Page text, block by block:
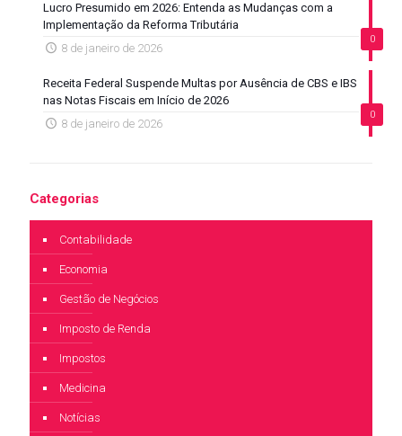
0
Lucro Presumido em 2026: Entenda as Mudanças com a
Implementação da Reforma Tributária
8 de janeiro de 2026
0
Receita Federal Suspende Multas por Ausência de CBS e IBS
nas Notas Fiscais em Início de 2026
8 de janeiro de 2026
Categorias
Contabilidade
Economia
Gestão de Negócios
Imposto de Renda
Impostos
Medicina
Notícias